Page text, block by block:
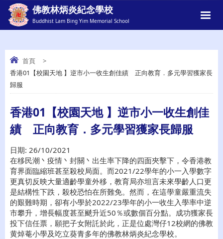
佛教林炳炎紀念學校
Buddhist Lam Bing Yim Memorial School
香港01【校園天地 】逆市小一收生創佳
績 正向教育．多元學習獲家長歸服
首頁
>
香港01【校園天地 】逆市小一收生創佳績 正向教育．多元學習獲家長
歸服
香港01【校園天地 】逆市小一收生創佳
績 正向教育．多元學習獲家長歸服
日期: 26/10/2021
在移民潮丶疫情丶封關丶出生率下降的四面夾擊下，令香港教
育界面臨縮班甚至殺校局面。而2021/22學年的小一入學數字
更真切反映大量適齡學童外移，教育局亦坦言未來學齡人口更
是結構性下跌，殺校恐怕在所難免。然而，在這學童嚴重流失
的艱難時期，卻有小學於2022/23學年的小一收生入學率中逆
市攀升，增長幅度甚至颷升近50％或數個百分點。成功獲家長
投下信任票，願把子女附託於此，正是位處灣仔12校網的佛教
黄焯菴小學及䇄立葵青多年的佛教林炳炎紀念學校。